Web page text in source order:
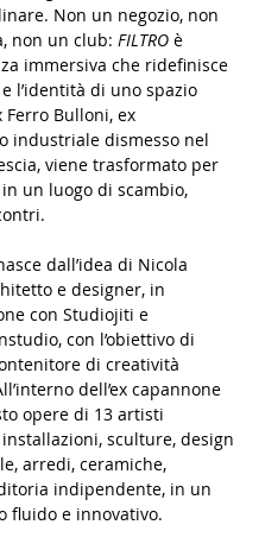
Non un negozio, non
non un club: FILTRO è
immersiva che ridefinisce
l’identità di uno spazio
Ferro Bulloni, ex
industriale dismesso nel
viene trasformato per
un luogo di scambio,
dall’idea di Nicola
e designer, in
con Studiojiti e
con l’obiettivo di
di creatività
dell’ex capannone
opere di 13 artisti
sculture, design
arredi, ceramiche,
indipendente, in un
fluido e innovativo.